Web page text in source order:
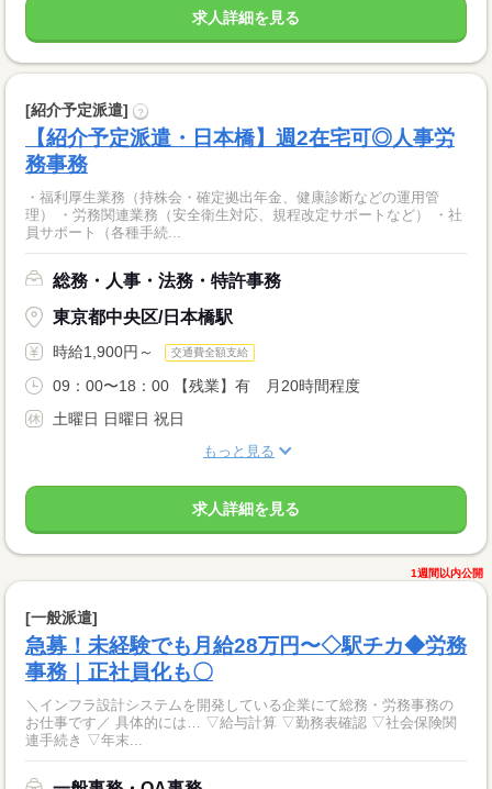
求人詳細を見る
[紹介予定派遣] ?
【紹介予定派遣・日本橋】週2在宅可◎人事労
務事務
・福利厚生業務（持株会・確定拠出年金、健康診断などの運用管
理） ・労務関連業務（安全衛生対応、規程改定サポートなど） ・社
員サポート（各種手続...
総務・人事・法務・特許事務
東京都中央区/日本橋駅
時給1,900円～ 交通費全額支給
09：00〜18：00 【残業】有 月20時間程度
土曜日 日曜日 祝日
もっと見る
求人詳細を見る
1週間以内公開
[一般派遣]
急募！未経験でも月給28万円〜◇駅チカ◆労務
事務｜正社員化も〇
＼インフラ設計システムを開発している企業にて総務・労務事務の
お仕事です／ 具体的には… ▽給与計算 ▽勤務表確認 ▽社会保険関
連手続き ▽年末...